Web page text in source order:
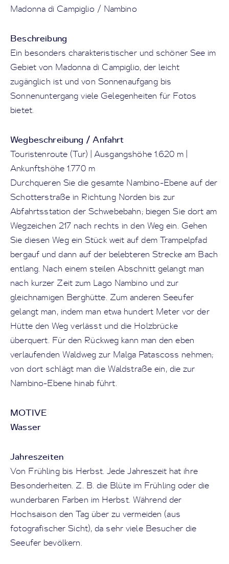
Madonna di Campiglio / Nambino
Beschreibung
Ein besonders charakteristischer und schöner See im
Gebiet von Madonna di Campiglio, der leicht
zugänglich ist und von Sonnenaufgang bis
Sonnenuntergang viele Gelegenheiten für Fotos
bietet.
Wegbeschreibung / Anfahrt
Touristenroute (Tur) | Ausgangshöhe 1.620 m |
Ankunftshöhe 1.770 m
Durchqueren Sie die gesamte Nambino-Ebene auf der
Schotterstraße in Richtung Norden bis zur
Abfahrtsstation der Schwebebahn; biegen Sie dort am
Wegzeichen 217 nach rechts in den Weg ein. Gehen
Sie diesen Weg ein Stück weit auf dem Trampelpfad
bergauf und dann auf der belebteren Strecke am Bach
entlang. Nach einem steilen Abschnitt gelangt man
nach kurzer Zeit zum Lago Nambino und zur
gleichnamigen Berghütte. Zum anderen Seeufer
gelangt man, indem man etwa hundert Meter vor der
Hütte den Weg verlässt und die Holzbrücke
überquert. Für den Rückweg kann man den eben
verlaufenden Waldweg zur Malga Patascoss nehmen;
von dort schlägt man die Waldstraße ein, die zur
Nambino-Ebene hinab führt.
MOTIVE
Wasser
Jahreszeiten
Von Frühling bis Herbst. Jede Jahreszeit hat ihre
Besonderheiten. Z. B. die Blüte im Frühling oder die
wunderbaren Farben im Herbst. Während der
Hochsaison den Tag über zu vermeiden (aus
fotografischer Sicht), da sehr viele Besucher die
Seeufer bevölkern.